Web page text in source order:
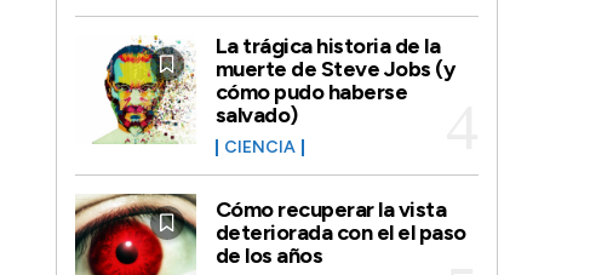
La trágica historia de la
muerte de Steve Jobs (y
cómo pudo haberse
salvado)
CIENCIA
Cómo recuperar la vista
deteriorada con el el paso
de los años